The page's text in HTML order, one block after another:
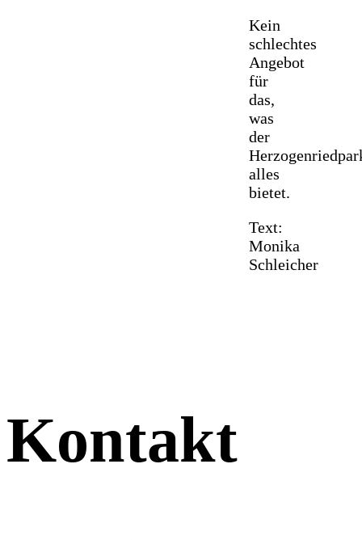
Kein
schlechtes
Angebot
für
das,
was
der
alles
bietet.
Text:
Monika
Schleicher
Kontakt